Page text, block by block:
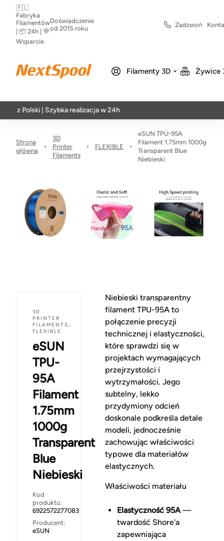
🇵🇱
Fabryka
Filamentów
| 📦 24h | 💬
Wsparcie
Doświadczenie
od 2015 roku
Zadzwoń
Filamenty 3D Żywice
| Szybka realizacja w 24h
Strona
główna
3D
Printer
Filaments
FLEXIBLE
eSUN TPU-95A
Filament 1.75mm 1000g
Transparent Blue
Niebieski
3D
PRINTER
FILAMENTS,
FLEXIBLE
eSUN
TPU-
95A
Filament
1.75mm
1000g
Transparent
Blue
Niebieski
Kod
produktu:
6922572277083
Producent:
eSUN
Niebieski transparentny
filament TPU-95A to
połączenie precyzji
technicznej i elastyczności,
które sprawdzi się w
projektach wymagających
przejrzystości i
wytrzymałości. Jego
subtelny, lekko
przydymiony odcień
doskonale podkreśla detale
modeli, jednocześnie
zachowując właściwości
typowe dla materiałów
elastycznych.
Właściwości materiału
Elastyczność 95A—
twardość Shore'a
zapewniająca